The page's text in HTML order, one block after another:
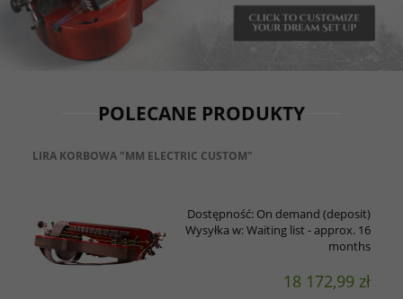
POLECANE PRODUKTY
LIRA KORBOWA "MM ELECTRIC CUSTOM"
Dostępność: On demand (deposit)
Wysyłka w:Waiting list - approx. 16
months
18 172,99 zł